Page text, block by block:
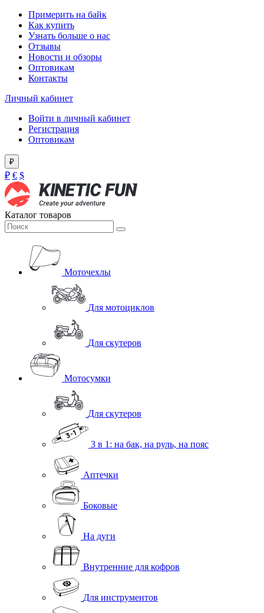
Примерить на байк
Как купить
Узнать больше о нас
Отзывы
Новости и обзоры
Оптовикам
Контакты
Личный кабинет
Войти в личный кабинет
Регистрация
Оптовикам
₽
₽ € $
Каталог товаров
Моточехлы
Для мотоциклов
Для скутеров
Мотосумки
Для скутеров
3 в 1: на бак, на руль, на пояс
Аптечки
Боковые
На дуги
Внутренние для кофров
Для инструментов